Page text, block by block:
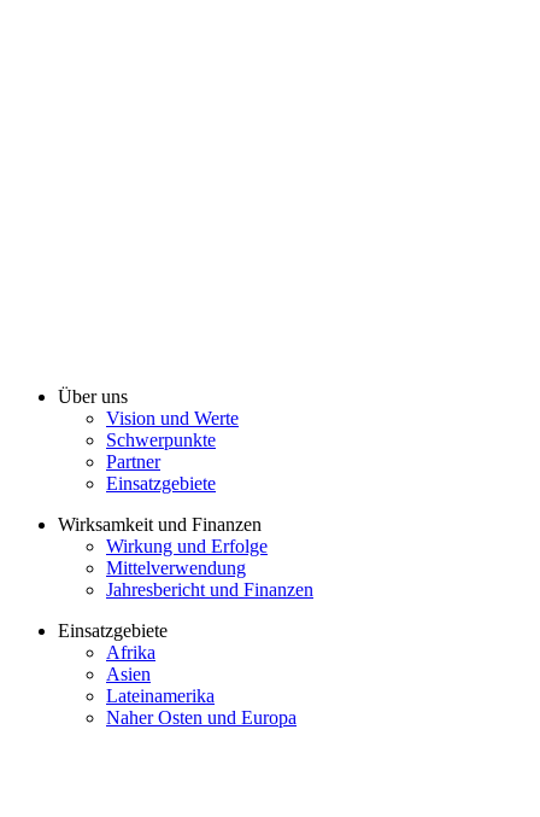
Über uns
Vision und Werte
Schwerpunkte
Partner
Einsatzgebiete
Wirksamkeit und Finanzen
Wirkung und Erfolge
Mittelverwendung
Jahresbericht und Finanzen
Einsatzgebiete
Afrika
Asien
Lateinamerika
Naher Osten und Europa